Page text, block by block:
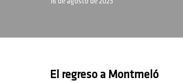
El regreso a Montmeló